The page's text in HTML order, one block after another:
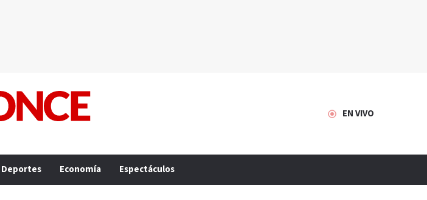
EN VIVO
Deportes Economía Espectáculos